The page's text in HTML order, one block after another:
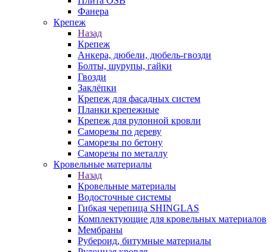
Фанера
Крепеж
Назад
Крепеж
Анкера, дюбели, дюбель-гвозди
Болты, шурупы, гайки
Гвозди
Заклёпки
Крепеж для фасадных систем
Планки крепежные
Крепеж для рулонной кровли
Саморезы по дереву
Саморезы по бетону
Саморезы по металлу
Кровельные материалы
Назад
Кровельные материалы
Водосточные системы
Гибкая черепица SHINGLAS
Комплектующие для кровельных материалов
Мембраны
Рубероид, битумные материалы